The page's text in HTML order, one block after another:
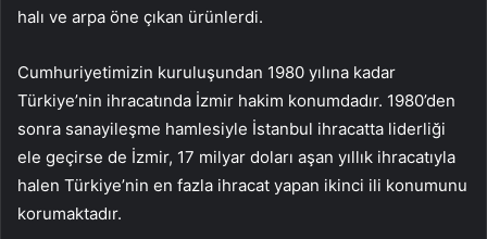
halı ve arpa öne çıkan ürünlerdi.
Cumhuriyetimizin kuruluşundan 1980 yılına kadar
Türkiye’nin ihracatında İzmir hakim konumdadır. 1980’den
sonra sanayileşme hamlesiyle İstanbul ihracatta liderliği
ele geçirse de İzmir, 17 milyar doları aşan yıllık ihracatıyla
halen Türkiye’nin en fazla ihracat yapan ikinci ili konumunu
korumaktadır.